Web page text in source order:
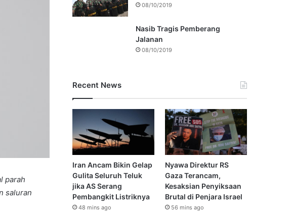
parah
saluran
08/10/2019
Nasib Tragis Pemberang
Jalanan
08/10/2019
Recent News
Iran Ancam Bikin Gelap
Gulita Seluruh Teluk
jika AS Serang
Pembangkit Listriknya
48 mins ago
Nyawa Direktur RS
Gaza Terancam,
Kesaksian Penyiksaan
Brutal di Penjara Israel
56 mins ago